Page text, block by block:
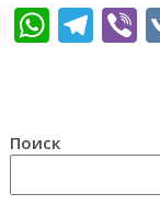
Поиск